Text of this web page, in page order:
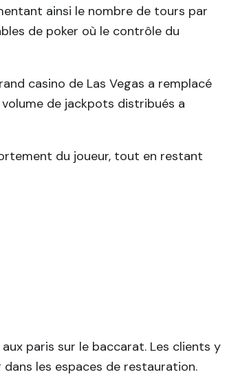
ainsi le nombre de tours par
de poker où le contrôle du
casino de Las Vegas a remplacé
volume de jackpots distribués a
du joueur, tout en restant
paris sur le baccarat. Les clients y
dans les espaces de restauration.